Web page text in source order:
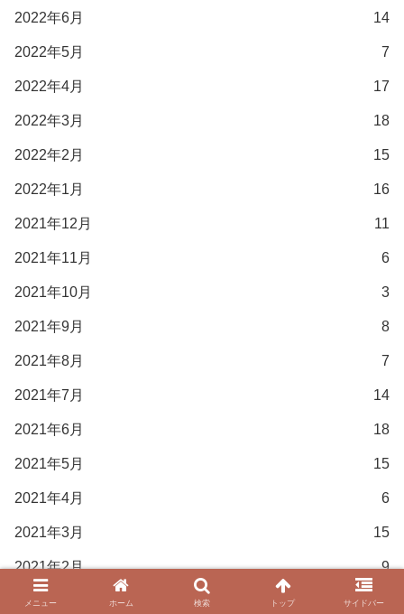
2022年6月 14
2022年5月 7
2022年4月 17
2022年3月 18
2022年2月 15
2022年1月 16
2021年12月 11
2021年11月 6
2021年10月 3
2021年9月 8
2021年8月 7
2021年7月 14
2021年6月 18
2021年5月 15
2021年4月 6
2021年3月 15
2021年2月 9
2021年1月 21
メニュー ホーム 検索 トップ サイドバー